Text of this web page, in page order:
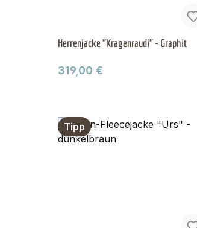
Herrenjacke "Kragenraudi" - Graphit
Regulärer Preis:
319,00 €
Tipp